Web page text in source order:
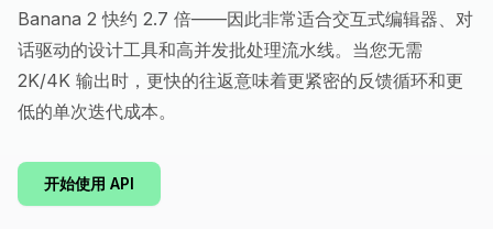
Banana 2 快约 2.7 倍——因此非常适合交互式编辑器、对
话驱动的设计工具和高并发批处理流水线。当您无需
2K/4K 输出时，更快的往返意味着更紧密的反馈循环和更
低的单次迭代成本。
开始使用 API